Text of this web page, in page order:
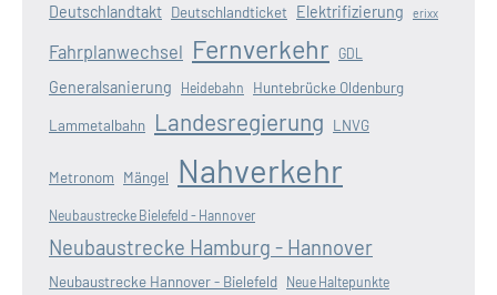
Deutschlandtakt Deutschlandticket Elektrifizierung erixx
Fahrplanwechsel Fernverkehr GDL
Generalsanierung Heidebahn Huntebrücke Oldenburg
Lammetalbahn Landesregierung LNVG
Metronom Mängel Nahverkehr
Neubaustrecke Bielefeld - Hannover
Neubaustrecke Hamburg - Hannover
Neubaustrecke Hannover - Bielefeld Neue Haltepunkte